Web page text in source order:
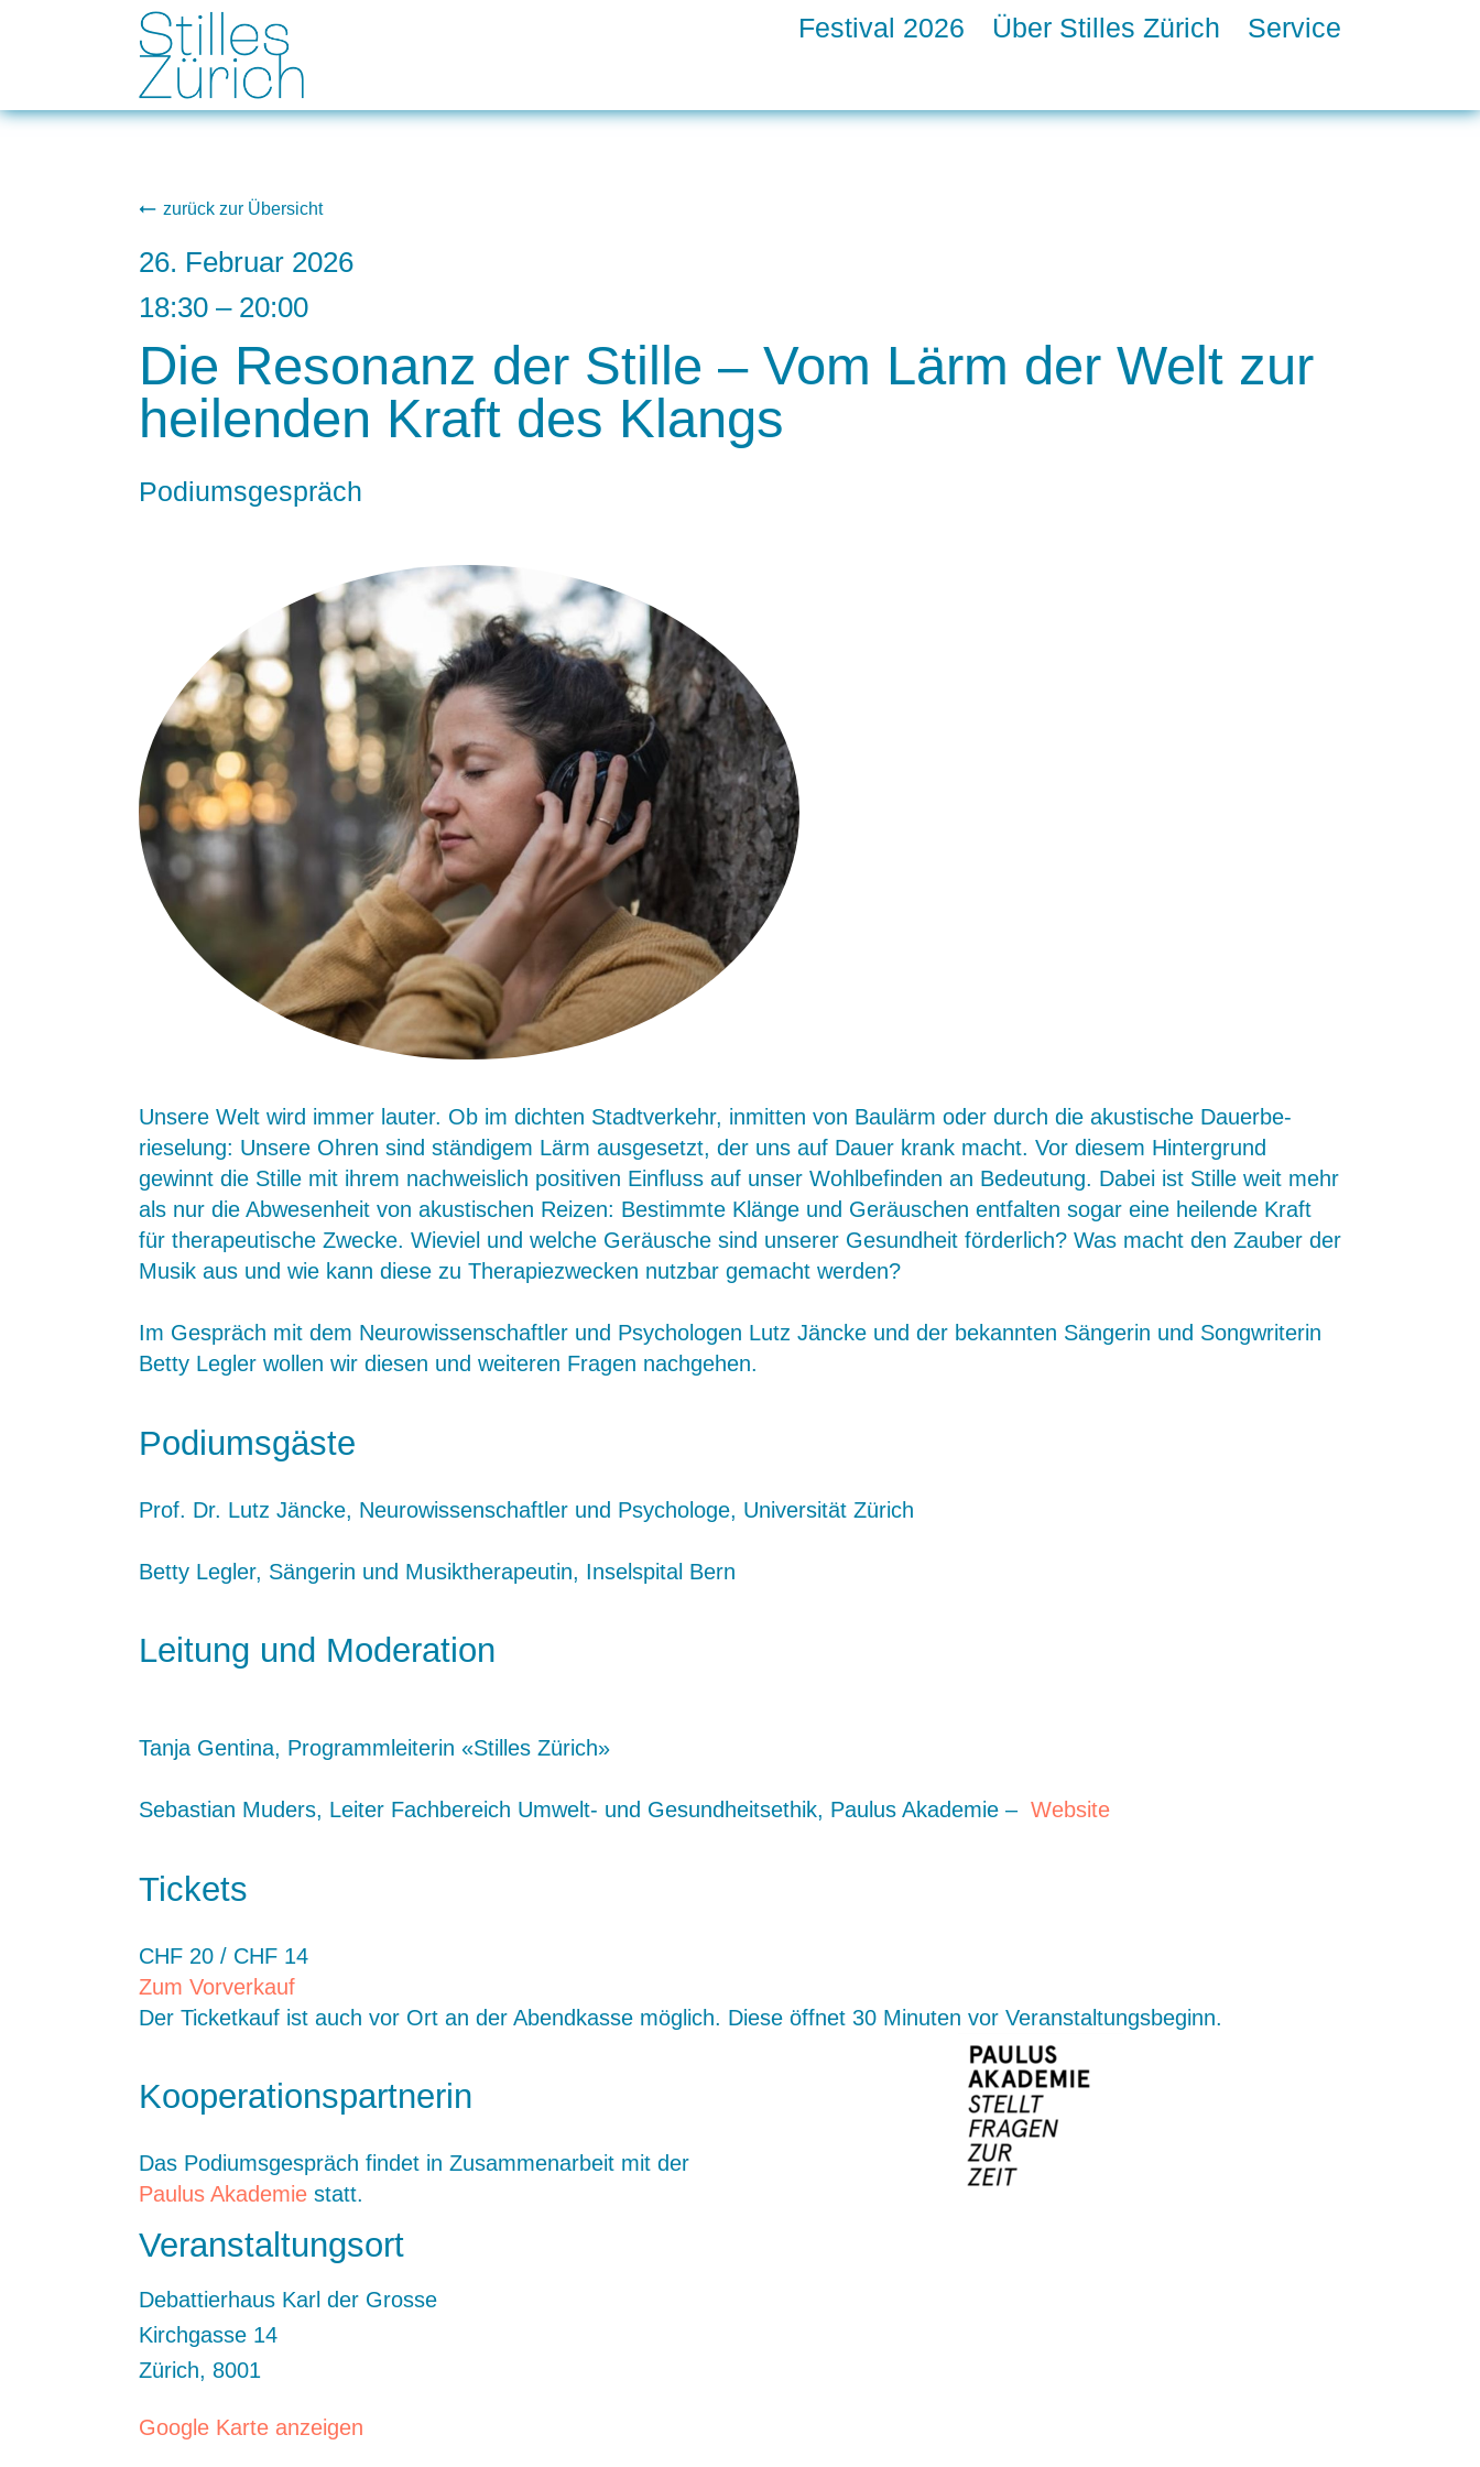
Festival 2026 Über Stilles Zürich Service
zurück zur Übersicht
26. Februar 2026
18:30 – 20:00
Die Resonanz der Stille – Vom Lärm der Welt zur
heilenden Kraft des Klangs
Podiumsgespräch
Unsere Welt wird immer lauter. Ob im dichten Stadtverkehr, inmitten von Baulärm oder durch die akustische Dauerbe-
rieselung: Unsere Ohren sind ständigem Lärm ausgesetzt, der uns auf Dauer krank macht. Vor diesem Hintergrund
gewinnt die Stille mit ihrem nachweislich positiven Einfluss auf unser Wohlbefinden an Bedeutung. Dabei ist Stille weit mehr
als nur die Abwesenheit von akustischen Reizen: Bestimmte Klänge und Geräuschen entfalten sogar eine heilende Kraft
für therapeutische Zwecke. Wieviel und welche Geräusche sind unserer Gesundheit förderlich? Was macht den Zauber der
Musik aus und wie kann diese zu Therapiezwecken nutzbar gemacht werden?
Im Gespräch mit dem Neurowissenschaftler und Psychologen Lutz Jäncke und der bekannten Sängerin und Songwriterin
Betty Legler wollen wir diesen und weiteren Fragen nachgehen.
Podiumsgäste
Prof. Dr. Lutz Jäncke, Neurowissenschaftler und Psychologe, Universität Zürich
Betty Legler, Sängerin und Musiktherapeutin, Inselspital Bern
Leitung und Moderation
Tanja Gentina, Programmleiterin «Stilles Zürich»
Sebastian Muders, Leiter Fachbereich Umwelt- und Gesundheitsethik, Paulus Akademie – Website
Tickets
CHF 20 / CHF 14
Zum Vorverkauf
Der Ticketkauf ist auch vor Ort an der Abendkasse möglich. Diese öffnet 30 Minuten vor Veranstaltungsbeginn.
Kooperationspartnerin
Das Podiumsgespräch findet in Zusammenarbeit mit der
Paulus Akademiestatt.
Veranstaltungsort
Debattierhaus Karl der Grosse
Kirchgasse 14
Zürich, 8001
Google Karte anzeigen